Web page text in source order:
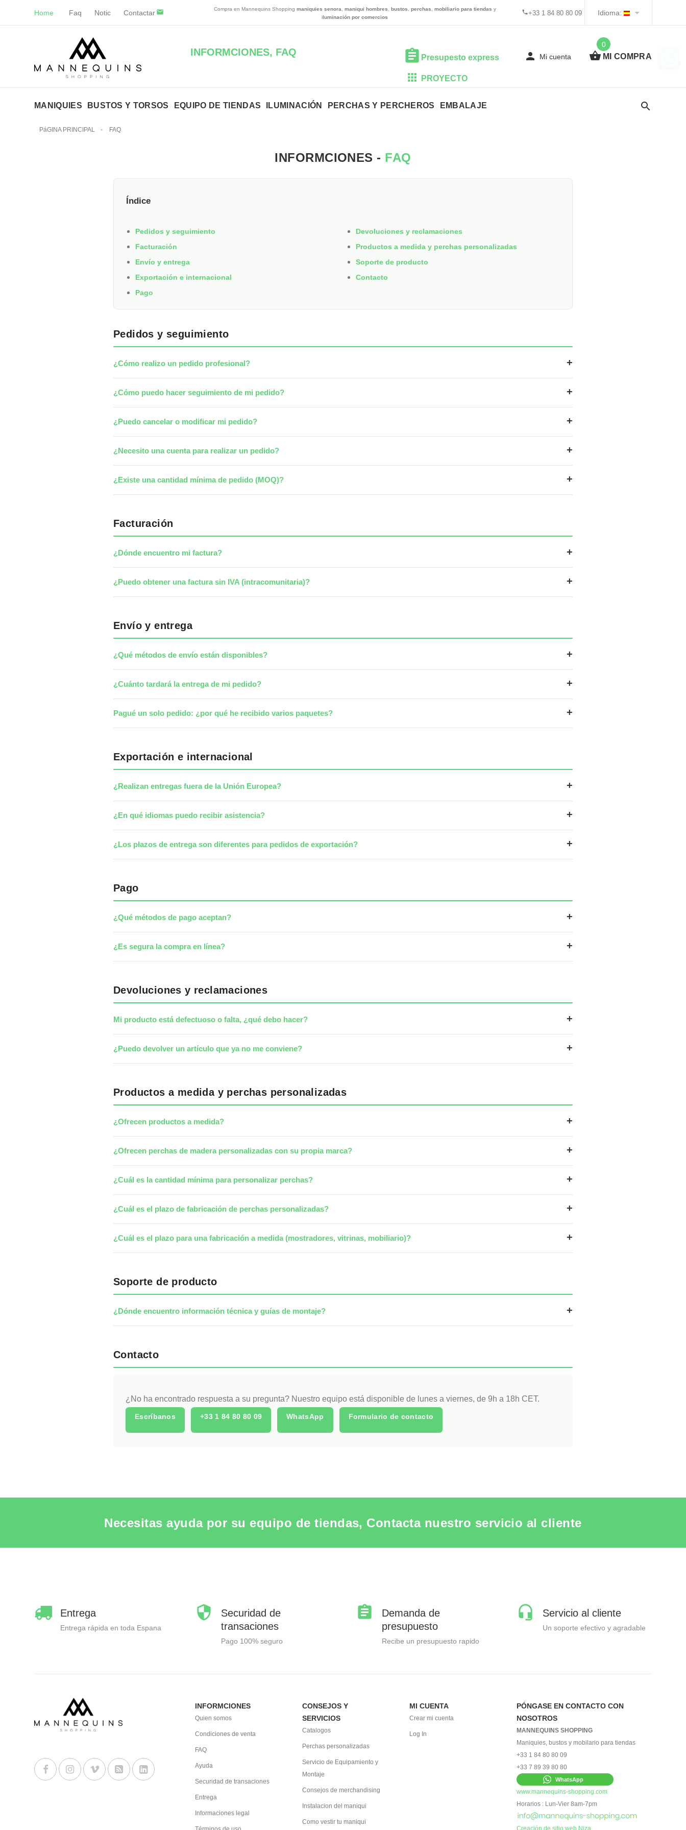
Home Faq Notic Contactar +33 1 84 80 80 09
Compra en Mannequins Shopping maniquies senora maniqui hombres bustos perchas mobiliario para tiendas y
iluminación por comercios
Idioma:
INFORMCIONES, FAQ Presupesto express
PROYECTO
Mi cuenta
0
MI COMPRA
MANIQUIES BUSTOS Y TORSOS EQUIPO DE TIENDAS ILUMINACIÓN PERCHAS Y PERCHEROS EMBALAJE
PáGINA PRINCIPAL - FAQ
INFORMCIONES - FAQ
Índice
Pedidos y seguimiento
Facturación
Envío y entrega
Exportación e internacional
Pago
Devoluciones y reclamaciones
Productos a medida y perchas personalizadas
Soporte de producto
Contacto
Pedidos y seguimiento
¿Cómo realizo un pedido profesional?
¿Cómo puedo hacer seguimiento de mi pedido?
¿Puedo cancelar o modificar mi pedido?
¿Necesito una cuenta para realizar un pedido?
¿Existe una cantidad mínima de pedido (MOQ)?
Facturación
¿Dónde encuentro mi factura?
¿Puedo obtener una factura sin IVA (intracomunitaria)?
Envío y entrega
¿Qué métodos de envío están disponibles?
¿Cuánto tardará la entrega de mi pedido?
Pagué un solo pedido: ¿por qué he recibido varios paquetes?
Exportación e internacional
¿Realizan entregas fuera de la Unión Europea?
¿En qué idiomas puedo recibir asistencia?
¿Los plazos de entrega son diferentes para pedidos de exportación?
Pago
¿Qué métodos de pago aceptan?
¿Es segura la compra en línea?
Devoluciones y reclamaciones
Mi producto está defectuoso o falta, ¿qué debo hacer?
¿Puedo devolver un artículo que ya no me conviene?
Productos a medida y perchas personalizadas
¿Ofrecen productos a medida?
¿Ofrecen perchas de madera personalizadas con su propia marca?
¿Cuál es la cantidad mínima para personalizar perchas?
¿Cuál es el plazo de fabricación de perchas personalizadas?
¿Cuál es el plazo para una fabricación a medida (mostradores, vitrinas, mobiliario)?
Soporte de producto
¿Dónde encuentro información técnica y guías de montaje?
Contacto
¿No ha encontrado respuesta a su pregunta? Nuestro equipo está disponible de lunes a viernes, de 9h a 18h CET.
Escríbanos +33 1 84 80 80 09 WhatsApp Formulario de contacto
Necesitas ayuda por su equipo de tiendas, Contacta nuestro servicio al cliente
Entrega
Entrega rápida en toda Espana
Securidad de
transaciones
Pago 100% seguro
Demanda de
presupuesto
Recibe un presupuesto rapido
Servicio al cliente
Un soporte efectivo y agradable
INFORMCIONES
Quien somos
Condiciones de venta
FAQ
Ayuda
Securidad de transaciones
Entrega
Informaciones legal
CONSEJOS Y
SERVICIOS
Catalogos
Perchas personalizadas
Servicio de Equipamiento y
Montaje
Consejos de merchandising
Instalacion del maniqui
Como vestir tu maniqui
MI CUENTA
Crear mi cuenta
Log In
PÓNGASE EN CONTACTO CON
NOSOTROS
MANNEQUINS SHOPPING
Maniquies, bustos y mobilario para tiendas
+33 1 84 80 80 09
+33 7 89 39 80 80
WhatsApp
www.mannequins-shopping.com
Horarios : Lun-Vier 8am-7pm
Creación de sitio web Niza